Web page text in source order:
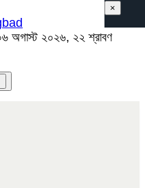
অগাস্ট ২০২৬, ২২ শ্রাবণ
×